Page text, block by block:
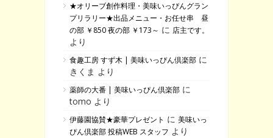
★オリーブ創作料理・美味いっぴんグラン
プリラリー★出品メニュー・お任せ串 昼
の部 ￥850 夜の部 ￥173～ に 店主です。
より
食趣工房 すず木 | 美味いっぴん倶楽部 に
きくま より
薬師の大番 | 美味いっぴん倶楽部 に
tomo より
伊藤園協賛★豪華プレゼント に 美味いっ
ぴん倶楽部 投稿WEB スタッフ より